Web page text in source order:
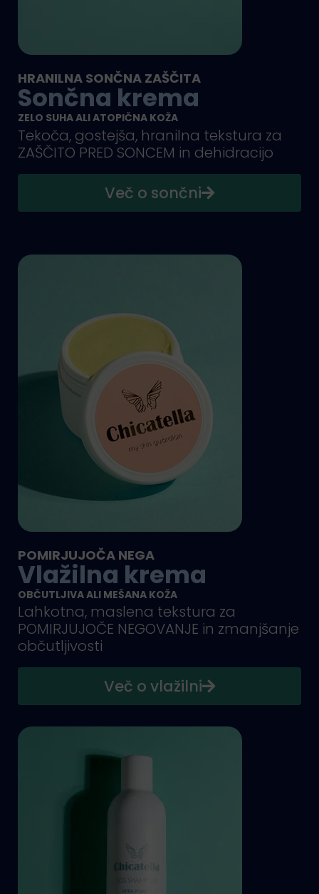
HRANILNA SONČNA ZAŠČITA
Sončna krema
ZELO SUHA ALI ATOPIČNA KOŽA
Tekoča, gostejša, hranilna tekstura za
ZAŠČITO PRED SONCEM in dehidracijo
Več o sončni
POMIRJUJOČA NEGA
Vlažilna krema
OBČUTLJIVA ALI MEŠANA KOŽA
Lahkotna, maslena tekstura za
POMIRJUJOČE NEGOVANJE in zmanjšanje
občutljivosti
Več o vlažilni